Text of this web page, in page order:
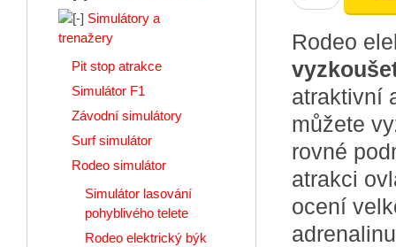
Rodeo
atraktivní
můžete
rovné
atrakci
ocení
Simulátory a
trenažery
Pit stop atrakce
Simulátor F1
Závodní simulátory
Surf simulátor
Rodeo simulátor
Simulátor lasování
pohyblivého telete
Rodeo elektrický býk